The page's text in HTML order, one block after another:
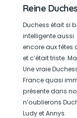
Reine
Duchess était si
intelligente
encore aux fêtes
et c’était triste.
Une vraie
France quasi
présente dans
n’oublierons
Ludy et Annys.